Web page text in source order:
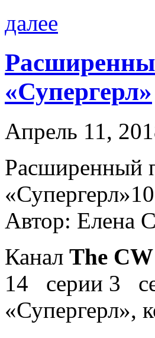
далее
«Супергерл»
Апрель 11,
Рaсширeнный
Автор: Елена
Канал The CW
14 серии 3
«Супергерл»,